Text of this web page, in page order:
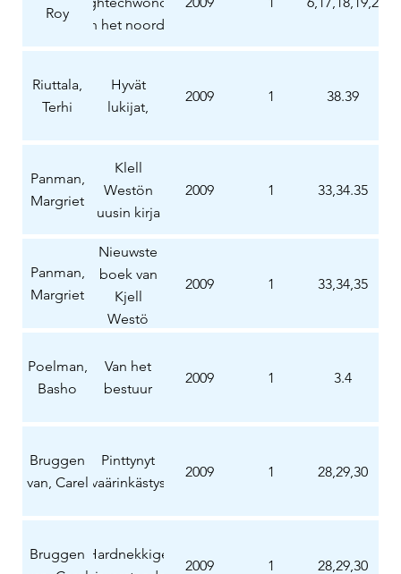
Roy
van het noorden
Riuttala,
Terhi
Hyvät
lukijat,
2009 1 38.39
Panman,
Margriet
Klell
Westön
uusin kirja
2009 1 33,34.35
Panman,
Margriet
Nieuwste
boek van
Kjell
Westö
2009 1 33,34,35
Poelman,
Basho
Van het
bestuur
2009 1 3.4
Bruggen
van, Carel
Pinttynyt
vaärinkästys
2009 1 28,29,30
Bruggen Hardnekkige
2009 1 28,29,30